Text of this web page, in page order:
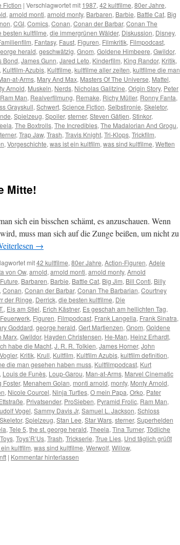
Fiction | Verschlagwortet mit 1987, 42 kultfilme, 80er Jahre,
, arnold monti, arnold monty, Barbaren, Barbie, Battle Cat, Big
, CGI, Comics, Conan, Conan der Barbar, Conan The
besten kultfilme, die immergrünen Wälder, Diskussion, Disney,
, Fantasy, Faust, Figuren, Filmkritik, Filmpodcast,
herald, geschwätzig, Gnom, Goldene Himbeere, Gwildor,
Bond, James Gunn, Jared Leto, Kinderfilm, King Randor, Kritik,
, Kultfilm-Azubis, Kultfilme, kultfilme aller zeiten, kultfilme die man
at-Arms, Mary And Max, Masters Of The Universe, Mattel,
Arnold, Muskeln, Nerds, Nicholas Galitzine, Origin Story, Peter
Ram Man, Realverfilmung, Remake, Richy Müller, Ronny Fanta,
Grayskull, Schwert, Science Fiction, Selbstironie, Skeletor,
, Spielzeug, Spoiler, sterner, Steven Gätjen, Stinkor,
, The Boxtrolls, The Incredibles, The Madalorian And Grogu,
, Trap Jaw, Trash, Travis Knight, Tri-Klops, Trickfilm,
, Vorgeschichte, was ist ein kultfilm, was sind kultfilme, Wetten
Mitte!
sich ein bisschen schämt, es anzuschauen. Wenn
muss man sich auf die Zunge beißen, um nicht zu
→
mit42 kultfilme, 80er Jahre, Action-Figuren, Adele
von Ow, arnold, arnold monti, arnold monty, Arnold
, Barbaren, Barbie, Battle Cat, Big Jim, Bill Conti, Billy
, Conan, Conan der Barbar, Conan The Barbarian, Courtney
der Ringe, Derrick, die besten kultfilme, Die
, Eis am Stiel, Erich Kästner, Es geschah am hellichten Tag,
Feuerwerk, Figuren, Filmpodcast, Frank Langella, Frank Sinatra,
Goddard, george herald, Gert Martienzen, Gnom, Goldene
Marx, Gwildor, Hayden Christensen, He-Man, Heinz Erhardt,
habe die Macht, J. R. R. Tolkien, James Horner, John
, Kritik, Krull, Kultfilm, Kultfilm Azubis, kultfilm definition,
die man gesehen haben muss, Kultfilmpodcast, Kurt
, Louis de Funès, Loup-Garou, Man-at-Arms, Marvel Cinematic
Foster, Menahem Golan, monti arnold, monty, Monty Arnold,
, Nicole Courcel, Ninja Turtles, O mein Papa, Orko, Pater
, Privatsender, ProSieben, Pyramid Frolic, Ram Man,
Vogel, Sammy Davis Jr, Samuel L. Jackson, Schloss
Skeletor, Spielzeug, Stan Lee, Star Wars, sterner, Superhelden
, Tele 5, the st. george herald, Theela, Tina Turner, Tödliche
Toys, Toys’R’Us, Trash, Trickserie, True Lies, Und täglich grüßt
kultfilm, was sind kultfilme, Werwolf, Willow,
| Kommentar hinterlassen